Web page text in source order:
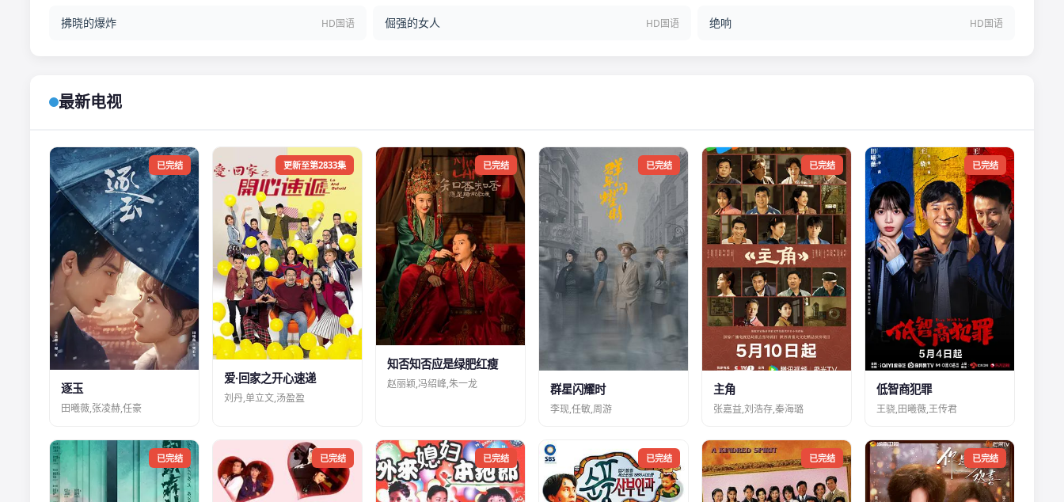
拂晓的爆炸 HD国语 倔强的女人 HD国语 绝响 HD国语
最新电视
已完结
逐玉
田曦薇,张凌赫,任豪
更新至第2833集
爱·回家之开心速递
刘丹,单立文,汤盈盈
已完结
知否知否应是绿肥红瘦
赵丽颖,冯绍峰,朱一龙
已完结
群星闪耀时
李现,任敏,周游
已完结
主角
张嘉益,刘浩存,秦海璐
已完结
低智商犯罪
王骁,田曦薇,王传君
已完结 已完结 已完结 已完结 已完结 已完结